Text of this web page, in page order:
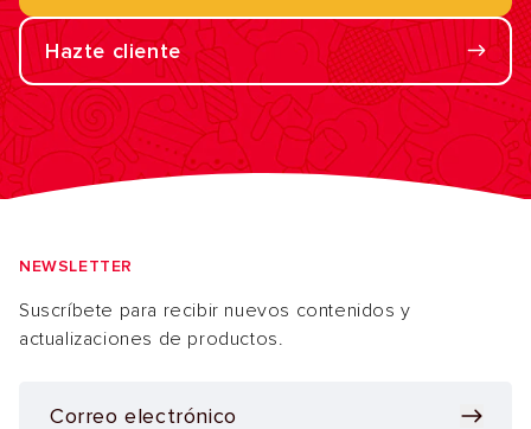
Hazte cliente
NEWSLETTER
Suscríbete para recibir nuevos contenidos y
actualizaciones de productos.